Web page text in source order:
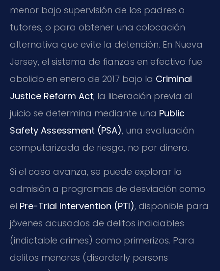
menor bajo supervisión de los padres o
tutores, o para obtener una colocación
alternativa que evite la detención. En Nueva
Jersey, el sistema de fianzas en efectivo fue
abolido en enero de 2017 bajo la Criminal
Justice Reform Act; la liberación previa al
juicio se determina mediante una Public
Safety Assessment (PSA), una evaluación
computarizada de riesgo, no por dinero.
Si el caso avanza, se puede explorar la
admisión a programas de desviación como
el Pre-Trial Intervention (PTI), disponible para
jóvenes acusados de delitos indiciables
(indictable crimes) como primerizos. Para
delitos menores (disorderly persons